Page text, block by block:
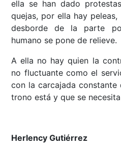
ella se han dado
quejas, por ella hay
desborde de la parte
humano se pone de relieve.
A ella no hay quien la
no fluctuante como el
con la carcajada constante
trono está y que se
Herlency Gutiérrez